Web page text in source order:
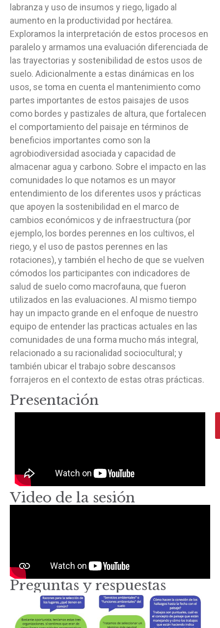
labranza y uso de insumos y riego, ligado al
aumento en la productividad por hectárea.
Exploramos la interpretación de estos procesos en
paralelo y armamos una evaluación diferenciada de
las trayectorias y sostenibilidad de estos usos de
suelo. Adicionalmente a estas dinámicas en los
usos, se toma en cuenta el mantenimiento como
partes importantes de estos paisajes de usos
como bordes y pastizales de altura, que fortalecen
el comportamiento del paisaje en términos de
beneficios importantes como son la
agrobiodiversidad asociada y capacidad de
almacenar agua y carbono. Sobre el impacto en las
comunidades lo que notamos es un mayor
entendimiento de los diferentes usos y prácticas
que apoyen la sostenibilidad en el marco de
cambios económicos y de infraestructura (por
ejemplo, los bordes perennes en los cultivos, el
riego, y el uso de pastos perennes en las
rotaciones), y también el hecho de que se vuelven
cómodos los participantes con indicadores de
salud de suelo como macrofauna, que fueron
utilizados en las evaluaciones. Al mismo tiempo
hay un impacto grande en el enfoque de nuestro
equipo de entender las practicas actuales en las
comunidades de una forma mucho más integral,
relacionado a su racionalidad sociocultural; y
también ubicar el trabajo sobre descansos
forrajeros en el contexto de estas otras prácticas.
Presentación
Video de la sesión
Preguntas y respuestas